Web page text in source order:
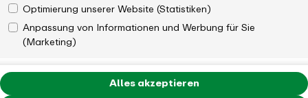
Optimierung unserer Website (Statistiken)
Anpassung von Informationen und Werbung für Sie
(Marketing)
Alles akzeptieren